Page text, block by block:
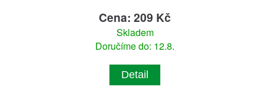
Cena: 209 Kč
Skladem
Doručíme do: 12.8.
Detail